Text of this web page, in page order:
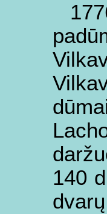
140